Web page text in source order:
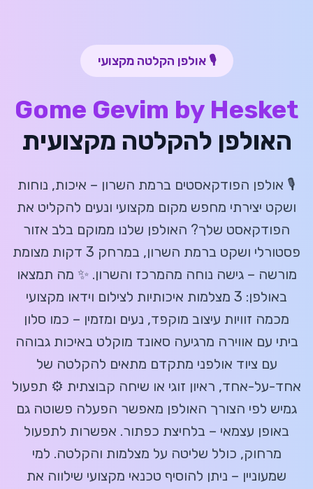
🎙️ אולפן הקלטה מקצועי
Gome Gevim by Hesket
האולפן להקלטה מקצועית
🎙️ אולפן הפודקאסטים ברמת השרון – איכות, נוחות
ושקט יצירתי מחפש מקום מקצועי ונעים להקליט את
הפודקאסט שלך? האולפן שלנו ממוקם בלב אזור
פסטורלי ושקט ברמת השרון, במרחק 3 דקות מצומת
מורשה – גישה נוחה מהמרכז והשרון. ✨ מה תמצאו
באולפן: 3 מצלמות איכותיות לצילום וידאו מקצועי
מכמה זוויות עיצוב מוקפד, נעים ומזמין – כמו סלון
ביתי עם אווירה מרגיעה סאונד מוקלט באיכות גבוהה
עם ציוד אולפני מתקדם מתאים להקלטה של
אחד-על-אחד, ראיון זוגי או שיחה קבוצתית ⚙️ תפעול
גמיש לפי הצורך האולפן מאפשר הפעלה פשוטה גם
באופן עצמאי – בלחיצת כפתור. אפשרות לתפעול
מרחוק, כולל שליטה על מצלמות והקלטה. למי
שמעוניין – ניתן להוסיף טכנאי מקצועי שילווה את